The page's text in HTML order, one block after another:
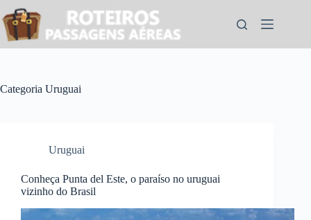
para
o
conteúdo
Categoria Uruguai
Uruguai
Conheça Punta del Este, o paraíso no uruguai
vizinho do Brasil